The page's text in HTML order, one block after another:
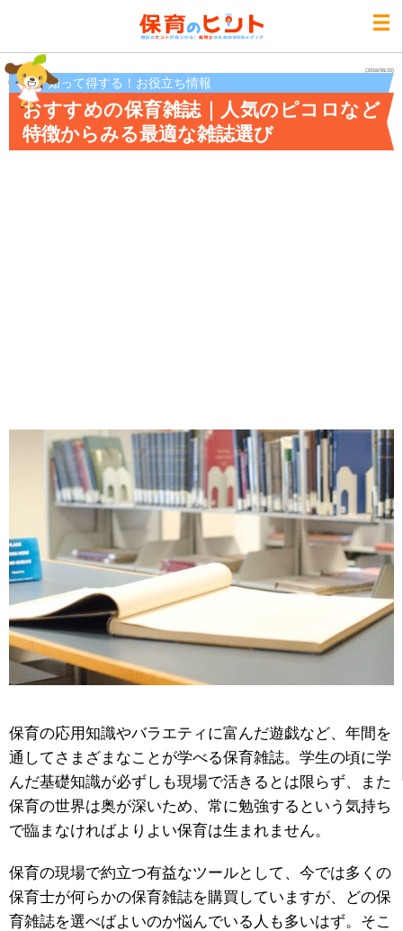
(2016/06/20)
知って得する！お役立ち情報
おすすめの保育雑誌｜人気のピコロなど
特徴からみる最適な雑誌選び
保育の応用知識やバラエティに富んだ遊戯など、年間を
通してさまざまなことが学べる保育雑誌。学生の頃に学
んだ基礎知識が必ずしも現場で活きるとは限らず、また
保育の世界は奥が深いため、常に勉強するという気持ち
で臨まなければよりよい保育は生まれません。
保育の現場で約立つ有益なツールとして、今では多くの
保育士が何らかの保育雑誌を購買していますが、どの保
育雑誌を選べばよいのか悩んでいる人も多いはず。そこ